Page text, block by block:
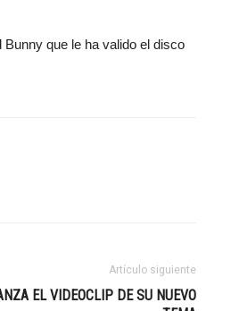
que le ha valido el disco
Artículo siguiente
EL VIDEOCLIP DE SU NUEVO